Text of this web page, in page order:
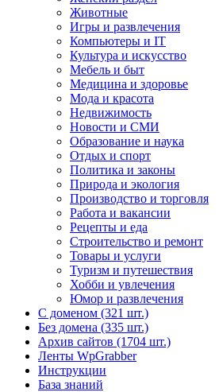
Животные
Игры и развлечения
Компьютеры и IT
Культура и искусство
Мебель и быт
Медицина и здоровье
Мода и красота
Недвижимость
Новости и СМИ
Образование и наука
Отдых и спорт
Политика и законы
Природа и экология
Производство и торговля
Работа и вакансии
Рецепты и еда
Строительство и ремонт
Товары и услуги
Туризм и путешествия
Хобби и увлечения
Юмор и развлечения
С доменом (321 шт.)
Без домена (335 шт.)
Архив сайтов (1704 шт.)
Ленты WpGrabber
Инструкции
База знаний